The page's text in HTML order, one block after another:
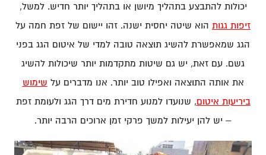
יכולות להתבצע בתהליך מיושן או בתהליך יותר חדיש. למשל,
זיפות גגות הוא שיטה יחסית ישנה. זהו יישום של זפת חמה על
הגג שמאפשרת להשיג תוצאה טובה למדי של איטום הגג בפני
גשם. עם זאת, יש גם שיטות מתקדמות יותר שיכולות להשיג
את אותה התוצאה ואפילו טוב יותר. אנו מדברים על שימוש
ביריעות איטום, שנועדו למנוע חדירת מים דרך הגג ולעומת זפת
– יש להן יעילות למשך פרקי זמן ארוכים הרבה יותר.